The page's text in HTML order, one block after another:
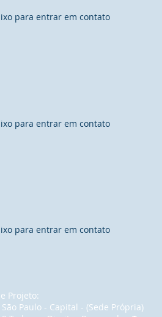
para entrar em contato
para entrar em contato
para entrar em contato
Projeto:
Paulo - Capital - (Sede Própria)